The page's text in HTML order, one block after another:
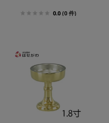
0.0 (0 件)